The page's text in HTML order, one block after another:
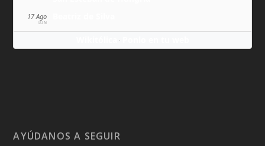
17 Ago
LUN
·
AYÚDANOS A SEGUIR